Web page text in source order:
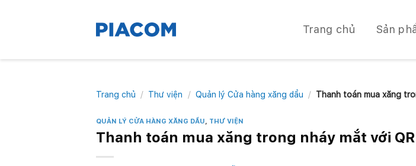
Trang chủ Sản
Trang chủ / Thư viện / Quản lý Cửa hàng xăng dầu / Thanh toán mua xăng
QUẢN LÝ CỬA HÀNG XĂNG DẦU, THƯ VIỆN
Thanh toán mua xăng trong nháy mắt với